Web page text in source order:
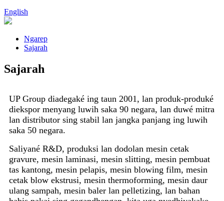
English
Ngarep
Sajarah
Sajarah
UP Group diadegaké ing taun 2001, lan produk-produké
diekspor menyang luwih saka 90 negara, lan duwé mitra
lan distributor sing stabil lan jangka panjang ing luwih
saka 50 negara.
Saliyané R&D, produksi lan dodolan mesin cetak
gravure, mesin laminasi, mesin slitting, mesin pembuat
tas kantong, mesin pelapis, mesin blowing film, mesin
cetak blow ekstrusi, mesin thermoforming, mesin daur
ulang sampah, mesin baler lan pelletizing, lan bahan